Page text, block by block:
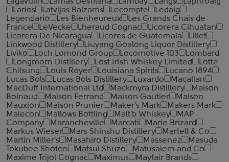
Larios
Latvijas Balzams Lecompte
Ledaig
Legendario
Les Bienheureux
Les Grands Chais de
France
LeVecke Lheraud Cognac
Licorera Cihuatan
Licorera De Nicaragua
Licores de Guatemala
Lillet
Linkwood Distillery
Liuyang Goalong Liquor Distillery
Liviko
Loch Lomond Group Locomotive 103
Lombard
Longmorn Distillery
Lost Irish Whiskey Limited
Lotte
Chilsung
Louis Royer Louisiana Spirits
Lucano 1894
Lucas Bols
Lucas Bols Distillery Luxardo
Macallan
MacDuff International Ltd
Mackmyra Distillery
Maison
Boinaud
Maison Ferrand Maison Gautier
Maison
Mauxion
Maison Prunier Maker's Mark
Makers Mark
Malecon
Mallows Bottling Malt'b Whiskey
MAP
Company
Marancheville Marcati
Marie Brizard
Markus Wieser
Mars Shinshu Distillery
Martell & Co
Martin Miller's
Masahiro Distillery Massenez
Masuda
Tokubee Shoten
Matsui Shuzo
Matusalem and Co
Maxime Trijol Cognac
Maximus
Mayfair Brands